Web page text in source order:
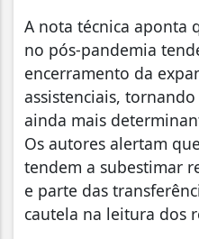
A nota técnica aponta
no pós-pandemia
encerramento da
assistenciais,
ainda mais
Os autores alertam
tendem a subestimar
e parte das
cautela na leitura dos